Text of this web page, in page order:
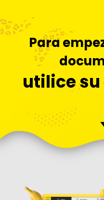
Para
utilice